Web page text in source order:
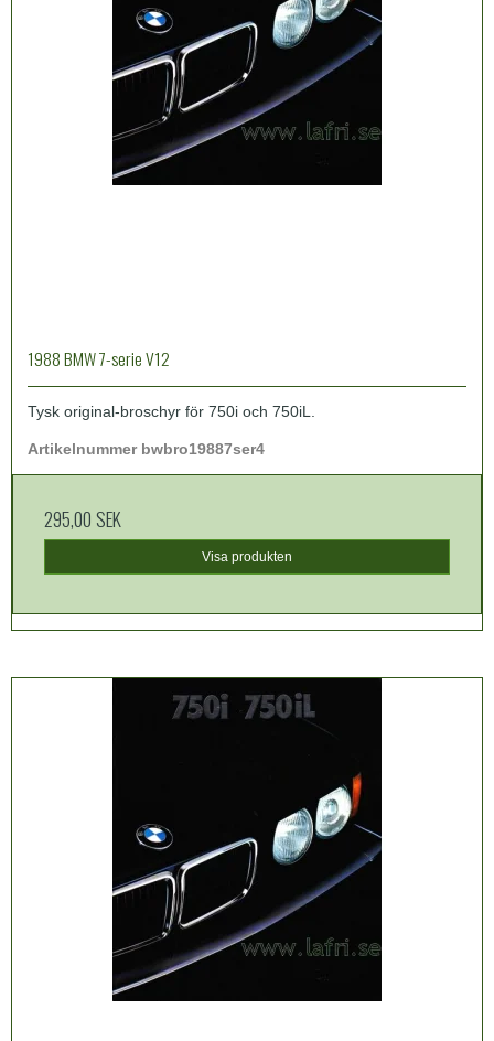
1988 BMW 7-serie V12
Tysk original-broschyr för 750i och 750iL.
Artikelnummer bwbro19887ser4
295,00 SEK
Visa produkten